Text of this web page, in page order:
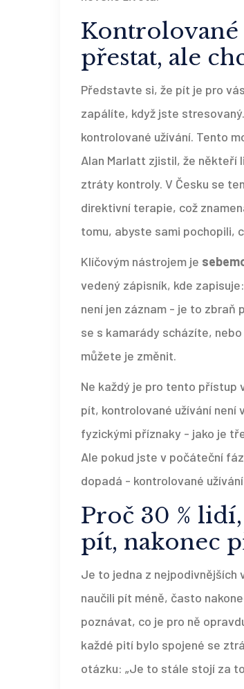
Kontrolované
přestat, ale
Představte si, že pít je pro
zapálíte, když jste
kontrolované užívání. Tento
Alan Marlatt zjistil, že někteří
ztráty kontroly. V Česku se
direktivní terapie, což
tomu, abyste sami pochopili,
Klíčovým nástrojem je
vedený zápisník, kde
není jen záznam - je to zbraň
se s kamarády scházíte,
můžete je změnit.
Ne každý je pro tento přístup
pít, kontrolované užívání není
fyzickými příznaky - jako je
Ale pokud jste v počáteční
dopadá - kontrolované
Proč 30 %
pít, nakonec
Je to jedna z
naučili pít méně, často
poznávat, co je pro ně
každé pití bylo spojené se
otázku: „Je to stále stojí za